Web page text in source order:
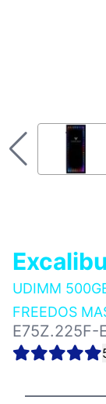
UDIMM
FREEDOS
E75Z.225F-